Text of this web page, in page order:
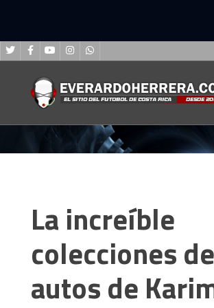
La increíble
colecciones de
autos de